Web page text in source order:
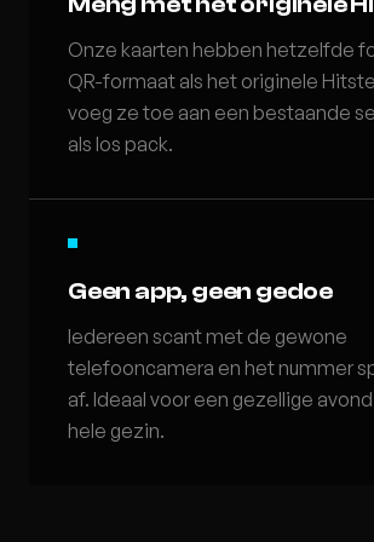
Onze kaarten hebben hetzelfde
QR-formaat als het originele
voeg ze toe aan een bestaande
als los pack.
Geen app, geen gedoe
Iedereen scant met de gewone
telefooncamera en het nummer
af. Ideaal voor een gezellige
hele gezin.